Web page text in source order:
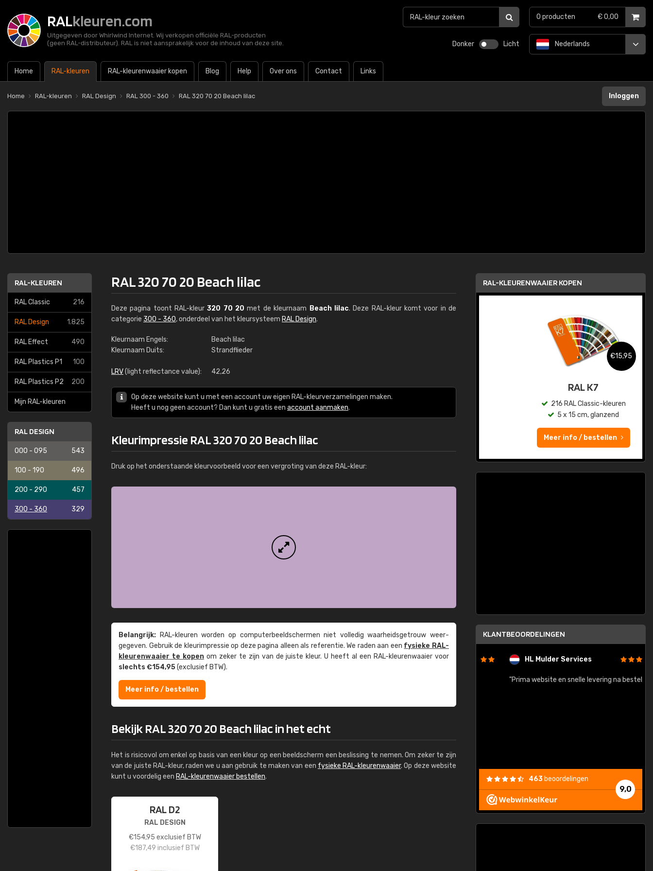
RALkleuren.com
Uitgegeven door Whirlwind Internet. Wij verkopen officiële RAL-producten
(geen RAL-distributeur). RAL is niet aansprakelijk voor de inhoud van deze site.
Donker Licht
Home RAL-kleuren RAL-kleurenwaaier kopen Blog Help Over ons Contact Links
Nederlands
0 producten € 0,00
Home RAL-kleuren RAL Design RAL 300 - 360 RAL 320 70 20 Beach lilac Inloggen
RAL-KLEUREN
RAL Classic 216
RAL Design 1.825
RAL Effect 490
RAL Plastics P1 100
RAL Plastics P2 200
Mijn RAL-kleuren
RAL DESIGN
000 - 095 543
100 - 190 496
200 - 290 457
300 - 360 329
RAL 320 70 20 Beach lilac
Deze pagina toont RAL-kleur320 70 20 met de kleurnaam Beach lilac. Deze RAL-kleur komt voor in de
categorie 300 - 360, onderdeel van het kleursysteem RAL Design.
Kleurnaam Engels:
Beach lilac
Kleurnaam Duits:
Strandflieder
LRV(light reflectance value): 42,26
Op deze website kunt u met een account uw eigen RAL-kleurverzamelingen maken.
Heeft u nog geen account? Dan kunt u gratis een account aanmaken.
Kleurimpressie RAL 320 70 20 Beach lilac
Druk op het onderstaande kleurvoorbeeld voor een vergroting van deze RAL-kleur:
Belangrijk: RAL-kleuren worden op computer­beeld­schermen niet volledig waarheids­­getrouw weer­
gegeven. Gebruik de kleur­impressie op deze pagina alleen als referentie. We raden aan een fysieke RAL-
kleuren­waaier te kopenom zeker te zijn van de juiste kleur. U heeft al een RAL-kleuren­waaier voor
slechts €154,95(exclusief BTW).
Meer info / bestellen
Bekijk RAL 320 70 20 Beach lilac in het echt
Het is risicovol om enkel op basis van een kleur op een beeldscherm een beslissing te nemen. Om zeker te zijn
van de juiste RAL-kleur, raden we u aan gebruik te maken van een fysieke RAL-kleurenwaaier. Op deze website
kunt u voordelig een RAL-kleurenwaaier bestellen.
RAL D2
RAL DESIGN
€154,95 exclusief BTW
€187,49 inclusief BTW
RAL-KLEURENWAAIER KOPEN
RAL K7 op waterbasis
€15,95
RAL K7
216 RAL Classic-kleuren
5 x 15 cm, glanzend
Meer info / bestellen
KLANTBEOORDELINGEN
Kambier BV HL Mulder Services
"Prima website en snelle levering na bestelling"
9,0
463 beoordelingen